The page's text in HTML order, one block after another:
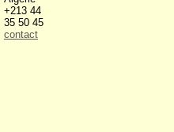
+213 44
35 50 45
contact